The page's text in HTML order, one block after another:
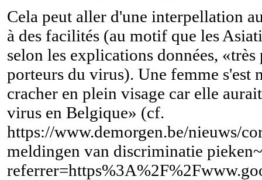
Cela peut aller d'une interpellation
à des facilités (au motif que les
selon les explications données,
porteurs du virus). Une femme s'est
cracher en plein visage car elle
virus en Belgique» (cf.
https://www.demorgen.be/nieuws/
meldingen van discriminatie